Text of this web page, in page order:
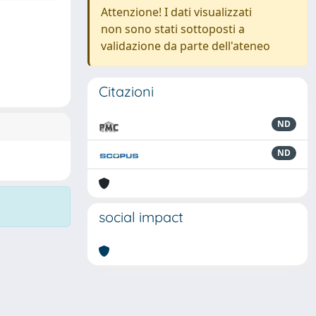
Attenzione! I dati visualizzati
non sono stati sottoposti a
validazione da parte dell'ateneo
Citazioni
ND
ND
social impact